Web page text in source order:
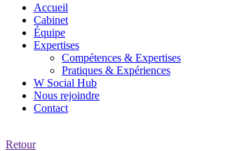
Accueil
Cabinet
Équipe
Expertises
Compétences & Expertises
Pratiques & Expériences
W Social Hub
Nous rejoindre
Contact
Retour